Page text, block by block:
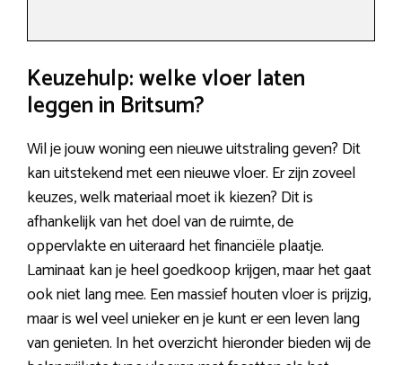
Keuzehulp: welke vloer laten
leggen in Britsum?
Wil je jouw woning een nieuwe uitstraling geven? Dit
kan uitstekend met een nieuwe vloer. Er zijn zoveel
keuzes, welk materiaal moet ik kiezen? Dit is
afhankelijk van het doel van de ruimte, de
oppervlakte en uiteraard het financiële plaatje.
Laminaat kan je heel goedkoop krijgen, maar het gaat
ook niet lang mee. Een massief houten vloer is prijzig,
maar is wel veel unieker en je kunt er een leven lang
van genieten. In het overzicht hieronder bieden wij de